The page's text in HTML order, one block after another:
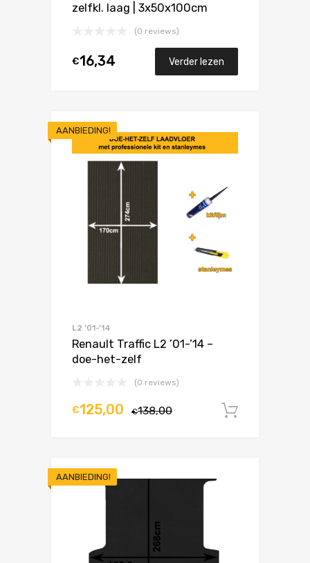
zelfkl. laag | 3x50x100cm
(0 reviews)
€16,34 Verder lezen
AANBIEDING!
L2 '01-'14
Renault Traffic L2 ’01-’14 –
doe-het-zelf
(0 reviews)
€138,00
€125,00
AANBIEDING!